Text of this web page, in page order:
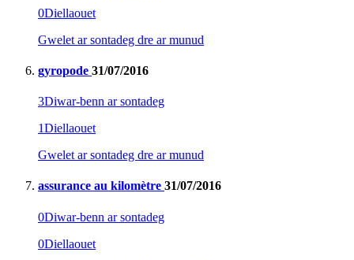
0Diellaouet
Gwelet ar sontadeg dre ar munud
gyropode 31/07/2016
3Diwar-benn ar sontadeg
1Diellaouet
Gwelet ar sontadeg dre ar munud
assurance au kilomètre 31/07/2016
0Diwar-benn ar sontadeg
0Diellaouet